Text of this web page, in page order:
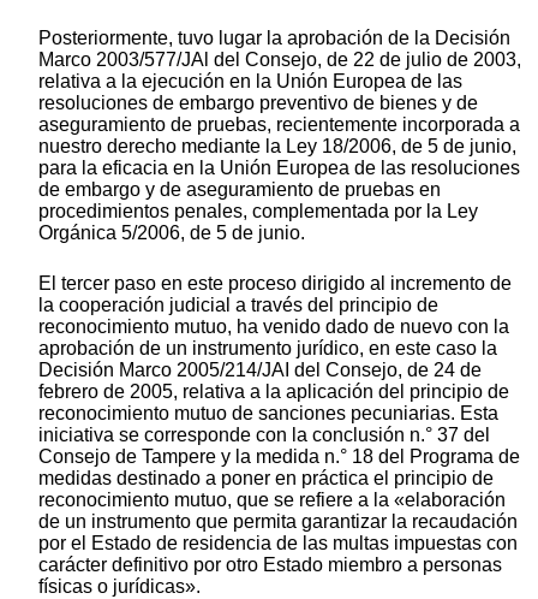
Posteriormente, tuvo lugar la aprobación de la Decisión
Marco 2003/577/JAl del Consejo, de 22 de julio de 2003,
relativa a la ejecución en la Unión Europea de las
resoluciones de embargo preventivo de bienes y de
aseguramiento de pruebas, recientemente incorporada a
nuestro derecho mediante la Ley 18/2006, de 5 de junio,
para la eficacia en la Unión Europea de las resoluciones
de embargo y de aseguramiento de pruebas en
procedimientos penales, complementada por la Ley
Orgánica 5/2006, de 5 de junio.
El tercer paso en este proceso dirigido al incremento de
la cooperación judicial a través del principio de
reconocimiento mutuo, ha venido dado de nuevo con la
aprobación de un instrumento jurídico, en este caso la
Decisión Marco 2005/214/JAI del Consejo, de 24 de
febrero de 2005, relativa a la aplicación del principio de
reconocimiento mutuo de sanciones pecuniarias. Esta
iniciativa se corresponde con la conclusión n.° 37 del
Consejo de Tampere y la medida n.° 18 del Programa de
medidas destinado a poner en práctica el principio de
reconocimiento mutuo, que se refiere a la «elaboración
de un instrumento que permita garantizar la recaudación
por el Estado de residencia de las multas impuestas con
carácter definitivo por otro Estado miembro a personas
físicas o jurídicas».